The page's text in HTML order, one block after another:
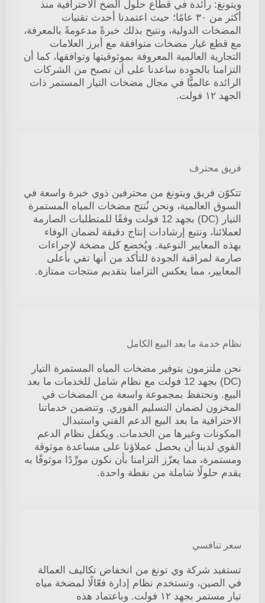
ويتونغ: رائدة في قطاع حلول الضخ الاحترافية منذ
أكثر من ٣٠ عامًا؛ حيث اعتمدنا أحدث تقنيات
المضخات الدولية، ونتيح بذلك خبرةً مدعومةً بالمعرفة،
مع قطع غيار مضخات متوافقة مع أبرز العلامات
التجارية العالمية المعروفة بموثوقيتها وتوافقها، كما أن
التزامنا بالجودة ساعدنا على أن نصبح من الشركات
الرائدة عالميًّا في مجال مضخات التيار المستمر ذات
الجهد ١٢ فولت.
فريق محترف
تتكوّن فريق ويتونغ من محترفين ذوي خبرة واسعة في
السوق العالمية، ونحن نُنتج مضخات المياه المستمرة
التيار (DC) بجهد 12 فولت وفقًا للمتطلبات الصارمة
لعملائنا، ونتبع إرشادات إنتاج دقيقة لضمان الوفاء
بهذه المعايير النوعية. ويُخضع كل مضخة لإجراءات
صارمة لمراقبة الجودة للتأكد من أنها تفي بأعلى
المعايير، مما يعكس التزامنا بتقديم منتجات ممتازة.
نظام خدمة ما بعد البيع الكامل
نحن ملتزمون بتوفير مضخات المياه المستمرة التيار
(DC) بجهد 12 فولت مع نظام شامل للخدمات ما بعد
البيع. ونحتفظ بمجموعة واسعة من المضخات في
المخزون لضمان التسليم الفوري. وتتضمن خدماتنا
الاحترافية ما بعد البيع الدعم الفني واستبدال
المكونات وغيرها من الخدمات. ويكفل نظام الدعم
القوي لدينا أن يحصل عملاؤنا على مساعدة موثوقة
ومستمرة، مما يعزّز التزامنا بأن نكون مورِّدًا موثوقًا به
يقدم حلولًا شاملة من نقطة واحدة.
سعر تنافسي
تستفيد شركة وي تونغ من انخفاض تكاليف العمالة
في الصين، وتستخدم نظام إدارة فعّالًا لمضخة مياه
تيار مستمر بجهد ١٢ فولت. وباعتماد هذه